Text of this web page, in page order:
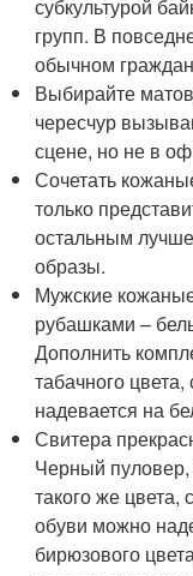
субкультурой
групп. В
обычном
Выбирайте
чересчур
сцене, но не в
Сочетать
только
остальным
образы.
Мужские
рубашками –
Дополнить
табачного
надевается на
Свитера
Черный
такого же цвета,
обуви можно
бирюзового